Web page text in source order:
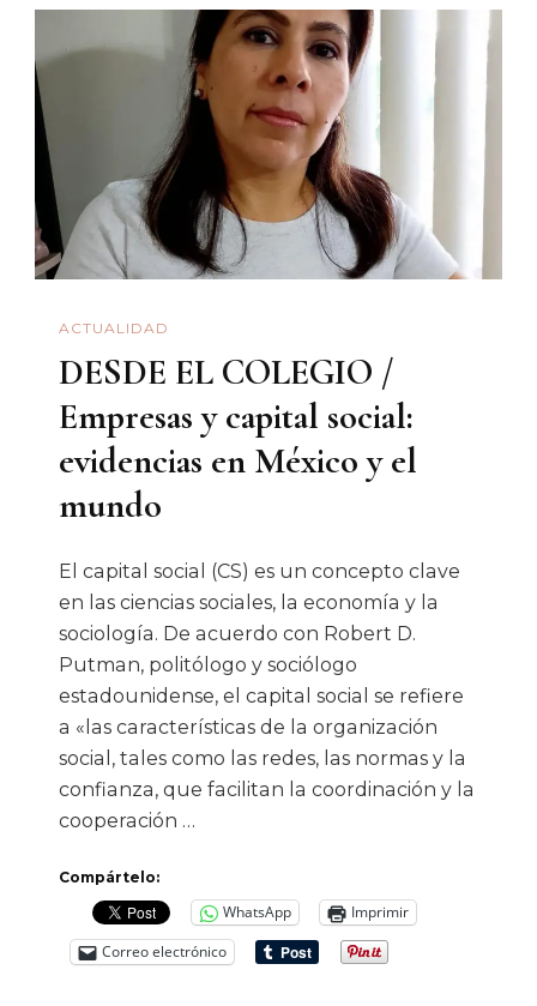
ACTUALIDAD
DESDE EL COLEGIO /
Empresas y capital social:
evidencias en México y el
mundo
El capital social (CS) es un concepto clave
en las ciencias sociales, la economía y la
sociología. De acuerdo con Robert D.
Putman, politólogo y sociólogo
estadounidense, el capital social se refiere
a «las características de la organización
social, tales como las redes, las normas y la
confianza, que facilitan la coordinación y la
cooperación …
Compártelo:
WhatsApp
Imprimir
Correo electrónico